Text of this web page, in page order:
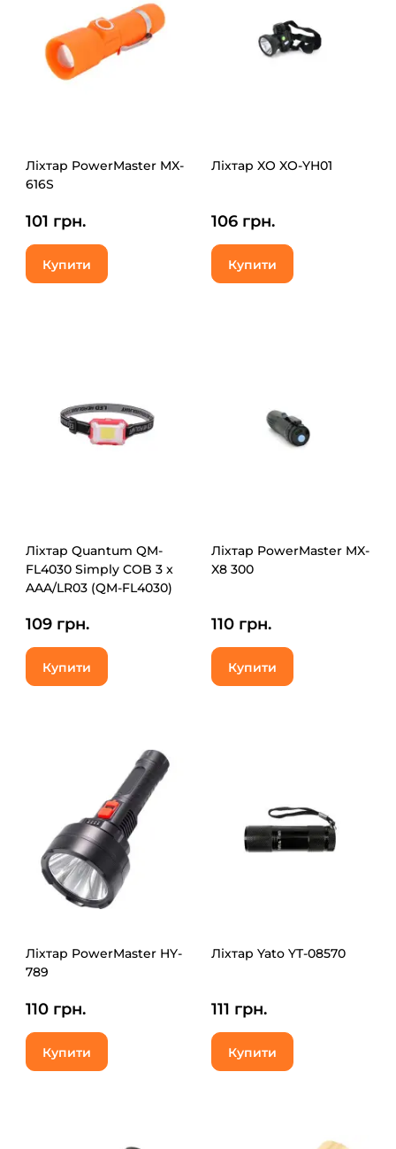
Ліхтар PowerMaster MX-
616S
101 грн.
Купити
Ліхтар XO XO-YH01
106 грн.
Купити
Ліхтар Quantum QM-
FL4030 Simply COB 3 x
AAA/LR03 (QM-FL4030)
109 грн.
Купити
Ліхтар PowerMaster MX-
X8 300
110 грн.
Купити
Ліхтар PowerMaster HY-
789
110 грн.
Купити
Ліхтар Yato YT-08570
111 грн.
Купити